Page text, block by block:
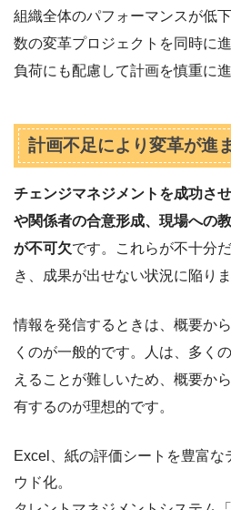
組織全体のパフォーマンスが低
数の変革プロジェクトを同時に
負荷にも配慮して計画を慎重に進
計画不足により変革が進
チェンジマネジメントを成功さ
や関係者の合意形成、現場への
が不可欠です。これらが不十分
き、成果が出せない状況に陥りま
情報を発信するときは、概要か
くのが一般的です。人は、多く
えることが難しいため、概要か
有するのが理想的です。
Excel、紙の評価シートを豊富な
ウド化。